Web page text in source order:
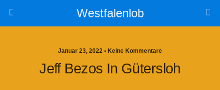
Westfalenlob
Januar 23, 2022 • Keine Kommentare
Jeff Bezos In Gütersloh